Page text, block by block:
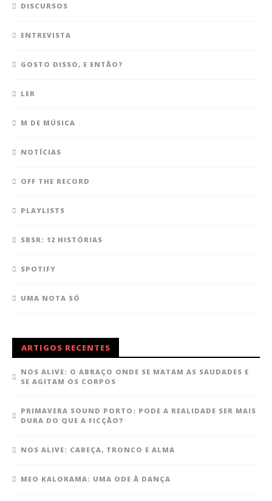
DISCURSOS
ENTREVISTA
GOSTO DISSO, E ENTÃO?
LER
M DE MÚSICA
NOTÍCIAS
OFF THE RECORD
PLAYLISTS
SBSR: 12 HISTÓRIAS
SPOTIFY
UMA NOTA SÓ
ARTIGOS RECENTES
NOS ALIVE: O ABRAÇO ONDE SE MATAM AS SAUDADES E
SE AGITAM OS CORPOS
PRIMAVERA SOUND PORTO: PODE A REALIDADE SER MAIS
DURA DO QUE A FICÇÃO?
NOS ALIVE: CABEÇA, TRONCO E ALMA
MEO KALORAMA: UMA ODE À DANÇA